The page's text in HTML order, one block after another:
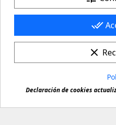
© 2026 - carteling.com es
prohibida toda copia o
material de este sitio.
done_all
clear
Declaración de cookies